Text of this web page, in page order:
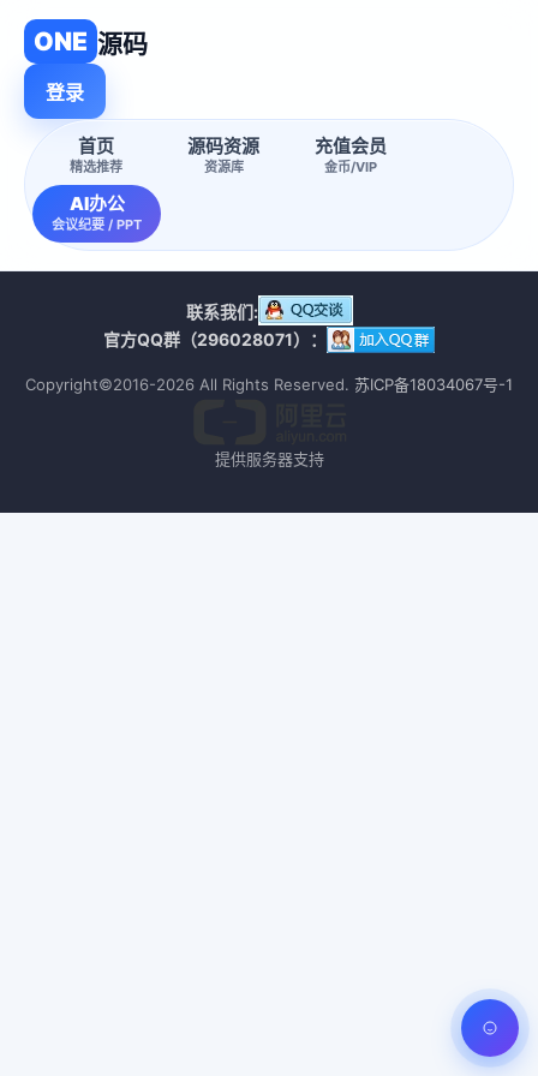
ONE 源码
首页
精选推荐
源码资源
资源库
充值会员
金币/VIP
AI办公
会议纪要 / PPT
登录
联系我们:
官方QQ群（296028071）：
Copyright©2016-2026 All Rights Reserved. 苏ICP备18034067号-1
提供服务器支持